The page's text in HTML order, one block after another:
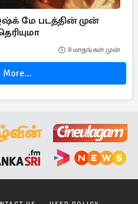
மே படத்தின் முன்
8 மாதங்கள் முன்
More...